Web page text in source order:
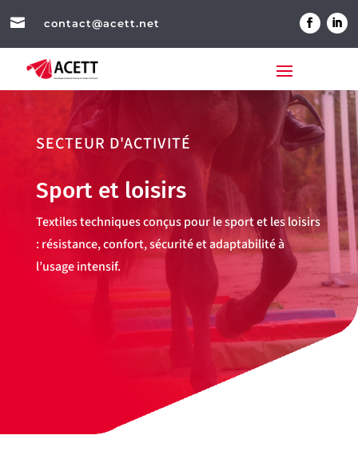
 contact@acett.net
SECTEUR D'ACTIVITÉ
Sport et loisirs
Textiles techniques conçus pour le sport et les loisirs
: résistance, confort, sécurité et adaptabilité à
l’usage intensif.